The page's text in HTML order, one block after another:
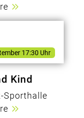
17:30 Uhr
Kind
Sporthalle